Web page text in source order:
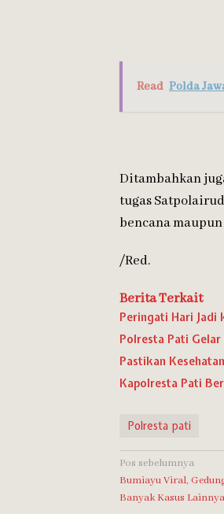
Read Polda
Ditambahkan
tugas
bencana
/Red.
Berita Terkait
Peringati Hari Jadi
Polresta Pati
Pastikan
Kapolresta Pati
Polresta pati
Navigasi
pos
Pos sebelumnya
Bumiayu Viral,
Banyak Kasus Lainnya